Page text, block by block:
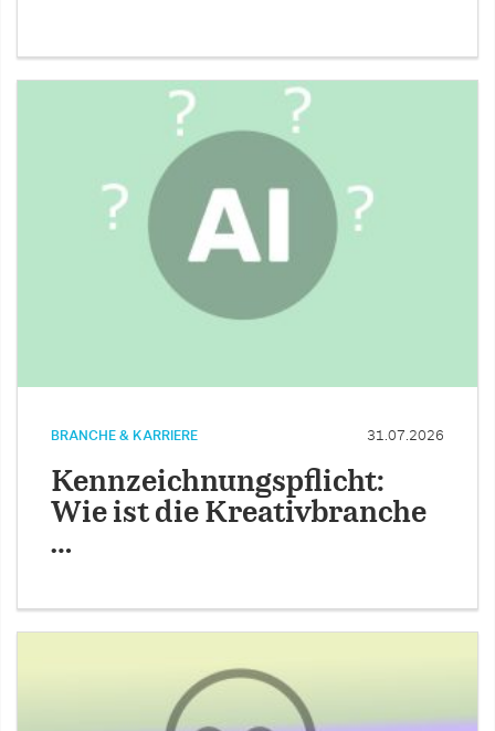
BRANCHE & KARRIERE 31.07.2026
Kennzeichnungspflicht:
Wie ist die Kreativbranche
…